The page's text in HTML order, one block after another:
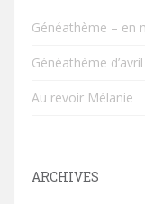
Généathème – en
Généathème
Au revoir Mélanie
ARCHIVES